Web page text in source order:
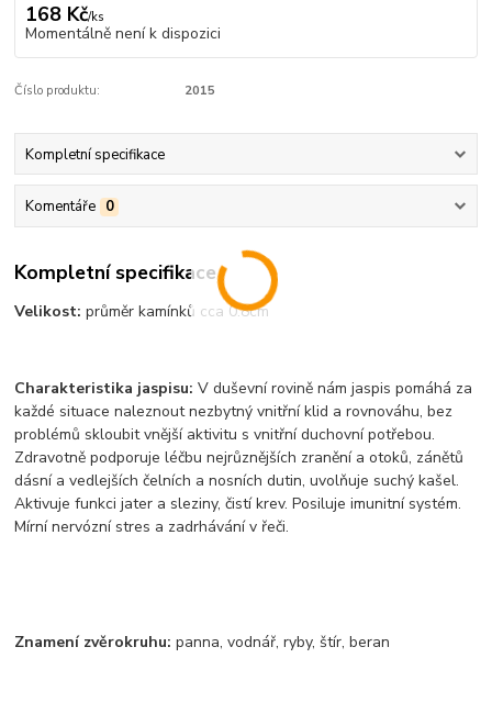
168 Kč/ks
Momentálně není k dispozici
Číslo produktu: 2015
Kompletní specifikace
Komentáře 0
Kompletní specifikace
Velikost:průměr kamínků cca 0.8cm
Charakteristika jaspisu:V duševnírovině nám jaspis pomáhá za
každé situace naleznout nezbytný vnitřníklid a rovnováhu, bez
problémů skloubit vnějšíaktivitu s vnitřníduchovnípotřebou.
Zdravotně podporuje léčbu nejrůznějších zraněnía otoků, zánětů
dásnía vedlejších čelních a nosních dutin, uvolňuje suchý kašel.
Aktivuje funkci jater a sleziny, čistíkrev. Posiluje imunitnísystém.
Mírnínervóznístres a zadrhávánív řeči.
Znamení zvěrokruhu: panna, vodnář, ryby, štír, beran